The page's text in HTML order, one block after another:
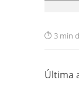
3 min
Última